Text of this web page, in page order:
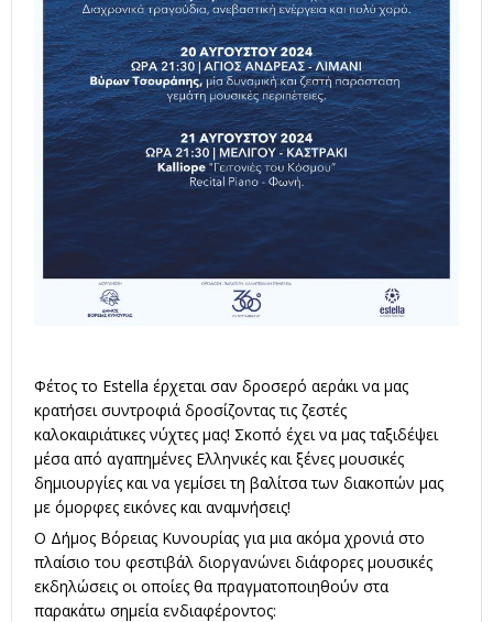
Φέτος το Estella έρχεται σαν δροσερό αεράκι να μας
κρατήσει συντροφιά δροσίζοντας τις ζεστές
καλοκαιριάτικες νύχτες μας! Σκοπό έχει να μας ταξιδέψει
μέσα από αγαπημένες Ελληνικές και ξένες μουσικές
δημιουργίες και να γεμίσει τη βαλίτσα των διακοπών μας
με όμορφες εικόνες και αναμνήσεις!
Ο Δήμος Βόρειας Κυνουρίας για μια ακόμα χρονιά στο
πλαίσιο του φεστιβάλ διοργανώνει διάφορες μουσικές
εκδηλώσεις οι οποίες θα πραγματοποιηθούν στα
παρακάτω σημεία ενδιαφέροντος: